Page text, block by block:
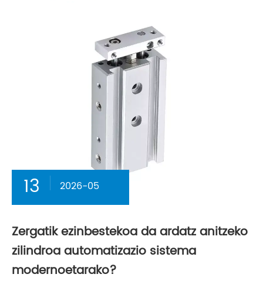
13 2026-05
Zergatik ezinbestekoa da ardatz anitzeko
zilindroa automatizazio sistema
modernoetarako?